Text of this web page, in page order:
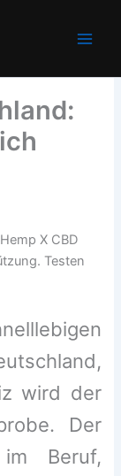
X CBD
Testen
wird der
Der
im Beruf,